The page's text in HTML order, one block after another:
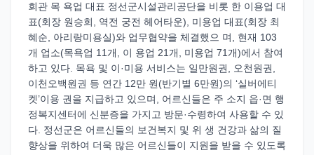
회관 목 욕업 대표 정선군시설관리공단을 비롯 한 이용업 대
표(회장 원승희, 역전 궁전 헤어타운), 미용업 대표(회장 최
혜순, 아리랑미용실)와 업무협약을 체결했으 며, 현재 103
개 업소(목욕업 11개, 이 용업 21개, 미용업 71개)에서 참여
하고 있다. 목욕 및 이·미용 서비스는 일만원권, 오천원권,
이천오백원권 등 연간 12만 원(반기별 6만원)의 ‘실버에티
켓’이용 권을 지급하고 있으며, 어르신들은 주 소지 읍·면 행
정복지센터에 신분증을 가지고 방문·수령하여 사용할 수 있
다. 정선군은 어르신들의 보건복지 및 위 생 건강과 삶의 질
향상을 위하여 더욱 많은 어르신들이 지원을 받을 수 있도록